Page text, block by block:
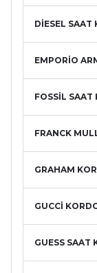
DİESEL SAAT
EMPORİO
FOSSİL SAAT
FRANCK
GRAHAM
GUCCİ
GUESS SAAT